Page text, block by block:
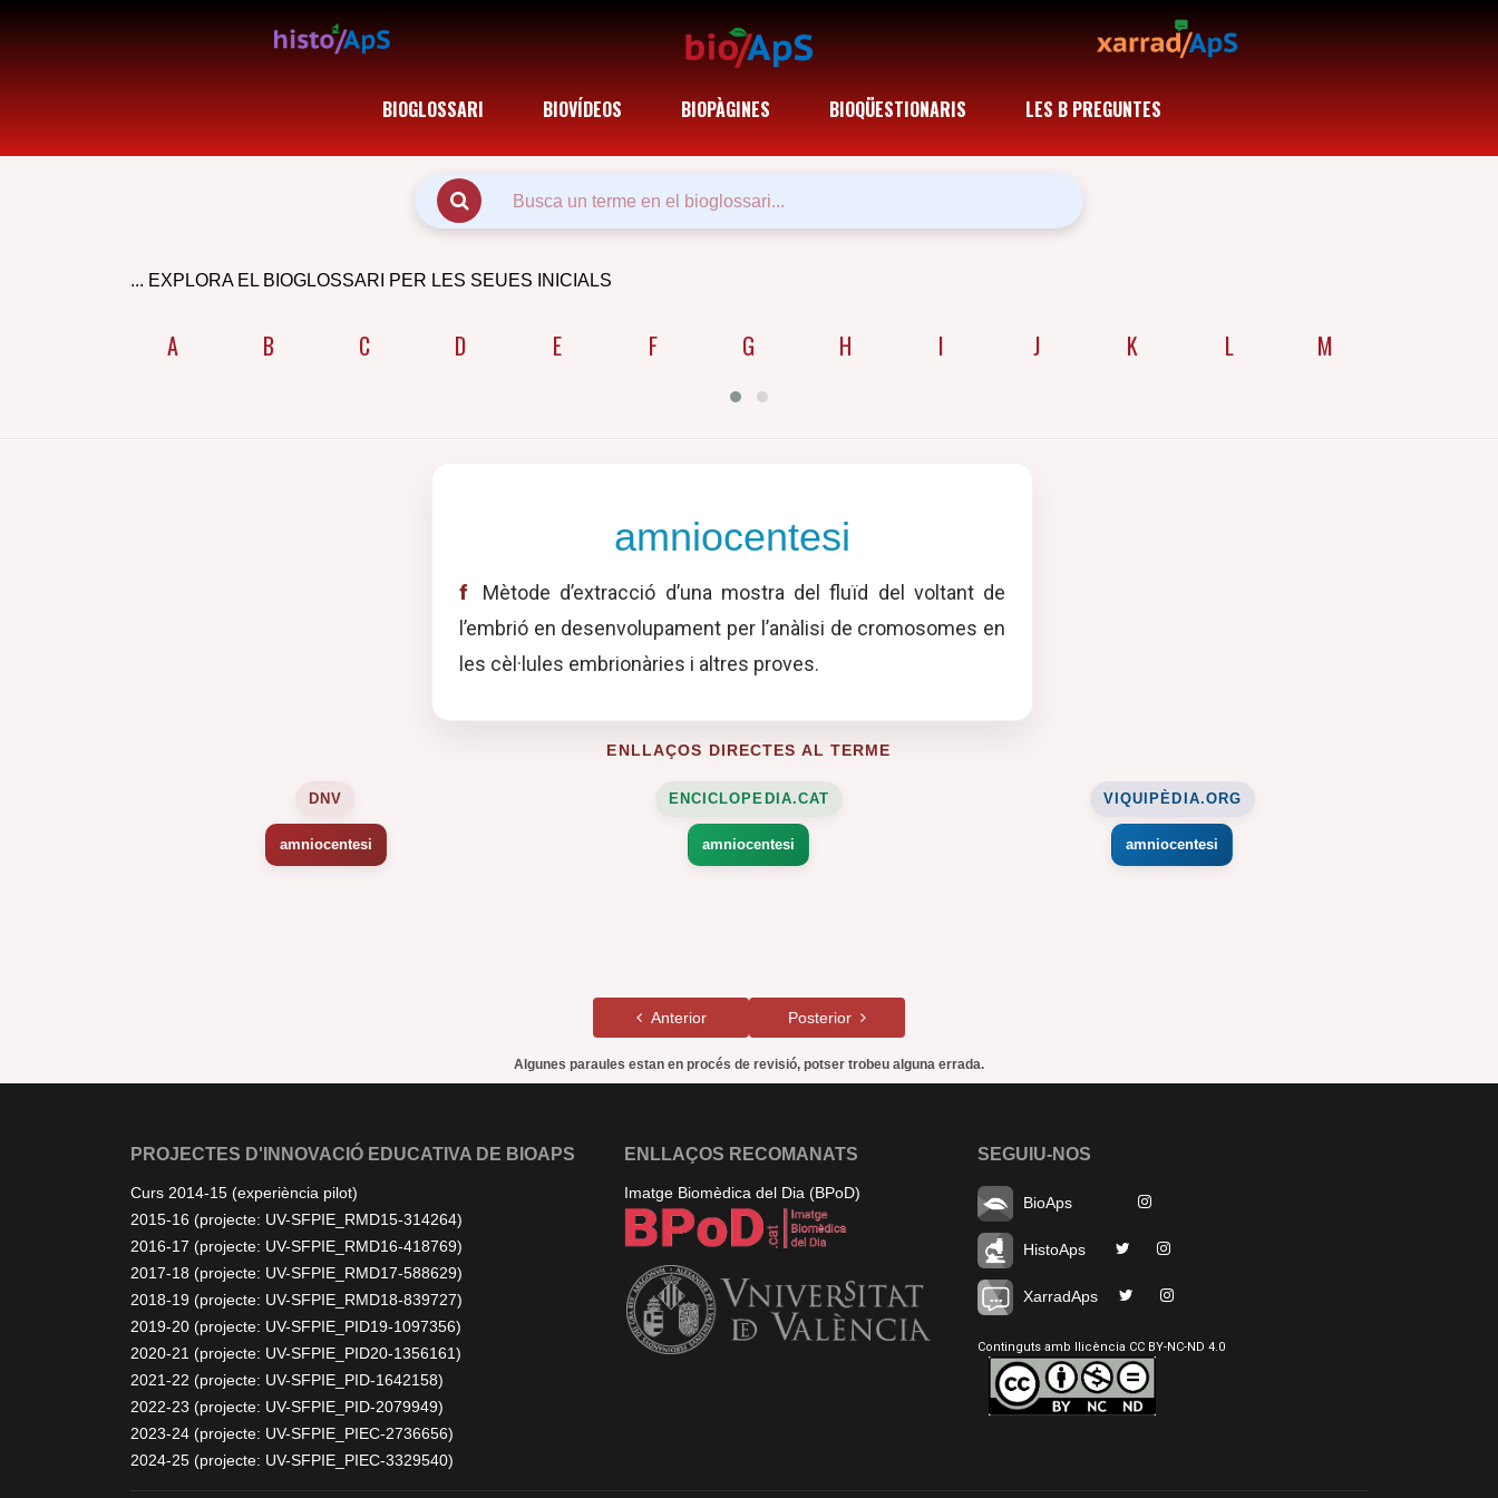
BIOGLOSSARI BIOVÍDEOS BIOPÀGINES BIOQÜESTIONARIS LES B PREGUNTES
... EXPLORA EL BIOGLOSSARI PER LES SEUES INICIALS
A B C D E F G H I J K L M
amniocentesi
f
Mètode d’extracció d’una mostra del fluïd del voltant de
l’embrió en desenvolupament per l’anàlisi de cromosomes en
les cèl·lules embrionàries i altres proves.
ENLLAÇOS DIRECTES AL TERME
DNV
amniocentesi
ENCICLOPEDIA.CAT
amniocentesi
VIQUIPÈDIA.ORG
amniocentesi
Anterior Posterior
Algunes paraules estan en procés de revisió, potser trobeu alguna errada.
PROJECTES D'INNOVACIÓ EDUCATIVA DE BIOAPS
Curs 2014-15 (experiència pilot)
2015-16 (projecte: UV-SFPIE_RMD15-314264)
2016-17 (projecte: UV-SFPIE_RMD16-418769)
2017-18 (projecte: UV-SFPIE_RMD17-588629)
2018-19 (projecte: UV-SFPIE_RMD18-839727)
2019-20 (projecte: UV-SFPIE_PID19-1097356)
2020-21 (projecte: UV-SFPIE_PID20-1356161)
2021-22 (projecte: UV-SFPIE_PID-1642158)
2022-23 (projecte: UV-SFPIE_PID-2079949)
2023-24 (projecte: UV-SFPIE_PIEC-2736656)
2024-25 (projecte: UV-SFPIE_PIEC-3329540)
ENLLAÇOS RECOMANATS
Imatge Biomèdica del Dia (BPoD)
SEGUIU-NOS
BioAps
HistoAps
XarradAps
Continguts amb llicència CC BY-NC-ND 4.0